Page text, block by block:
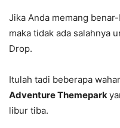
Jika Anda memang
maka tidak ada salahnya
Drop.
Itulah tadi beberapa
Adventure Themepark
libur tiba.